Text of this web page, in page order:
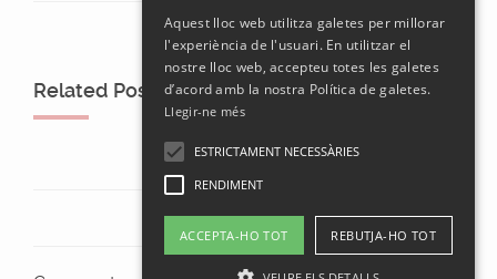
Related Posts
Aquest lloc web utilitza galetes per millorar
l'experiència de l'usuari. En utilitzar el
nostre lloc web, accepteu totes les galetes
d’acord amb la nostra Política de galetes.
Llegir-ne més
ESTRICTAMENT NECESSÀRIES
RENDIMENT
ACCEPTA-HO TOT REBUTJA-HO TOT